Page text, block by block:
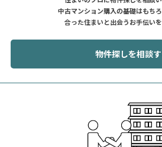
中古マンション購入の基礎はもち
合った住まいと出会うお手伝いを
物件探しを相談